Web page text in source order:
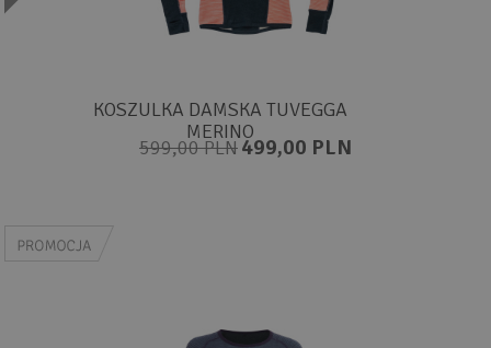
KOSZULKA DAMSKA TUVEGGA
MERINO
599,00 PLN499,00 PLN